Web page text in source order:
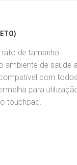
de tamanho
de saúde
com
para
touchpad.